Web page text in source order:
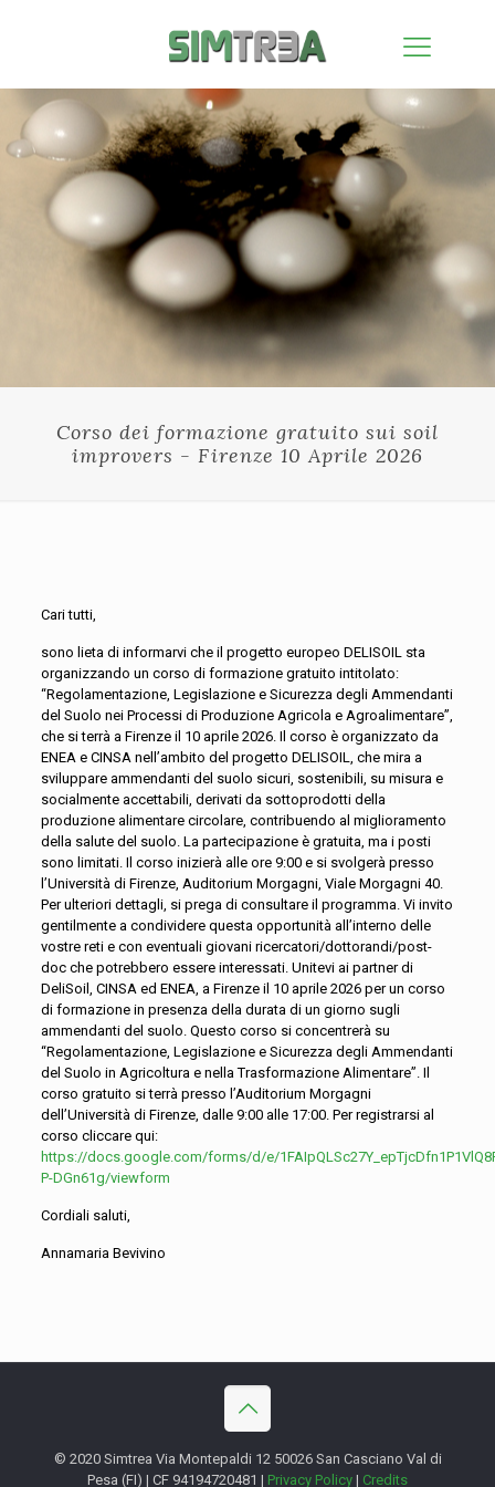
Corso dei formazione gratuito sui soil
improvers - Firenze 10 Aprile 2026
Cari tutti,
sono lieta di informarvi che il progetto europeo DELISOIL sta
organizzando un corso di formazione gratuito intitolato:
“Regolamentazione, Legislazione e Sicurezza degli Ammendanti
del Suolo nei Processi di Produzione Agricola e Agroalimentare”,
che si terrà a Firenze il 10 aprile 2026. Il corso è organizzato da
ENEA e CINSA nell’ambito del progetto DELISOIL, che mira a
sviluppare ammendanti del suolo sicuri, sostenibili, su misura e
socialmente accettabili, derivati da sottoprodotti della
produzione alimentare circolare, contribuendo al miglioramento
della salute del suolo. La partecipazione è gratuita, ma i posti
sono limitati. Il corso inizierà alle ore 9:00 e si svolgerà presso
l’Università di Firenze, Auditorium Morgagni, Viale Morgagni 40.
Per ulteriori dettagli, si prega di consultare il programma. Vi invito
gentilmente a condividere questa opportunità all’interno delle
vostre reti e con eventuali giovani ricercatori/dottorandi/post-
doc che potrebbero essere interessati. Unitevi ai partner di
DeliSoil, CINSA ed ENEA, a Firenze il 10 aprile 2026 per un corso
di formazione in presenza della durata di un giorno sugli
ammendanti del suolo. Questo corso si concentrerà su
“Regolamentazione, Legislazione e Sicurezza degli Ammendanti
del Suolo in Agricoltura e nella Trasformazione Alimentare”. Il
corso gratuito si terrà presso l’Auditorium Morgagni
dell’Università di Firenze, dalle 9:00 alle 17:00. Per registrarsi al
corso cliccare qui:
https://docs.google.com/forms/d/e/
P-DGn61g/viewform
Cordiali saluti,
Annamaria Bevivino
© 2020 Simtrea Via Montepaldi 12 50026 San Casciano Val di
Pesa (FI) | CF 94194720481 | Privacy Policy | Credits